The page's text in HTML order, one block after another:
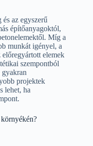
az egyszerű
építőanyagoktól,
Míg a
munkát igényel, a
előregyártott elemek
szempontból
projektek
lehet, ha